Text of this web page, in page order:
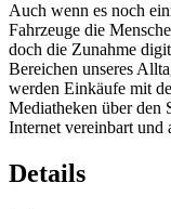
Auch wenn es noch
Fahrzeuge die
doch die Zunahme
Bereichen unseres
werden Einkäufe mit
Mediatheken über den
Internet vereinbart und
Details